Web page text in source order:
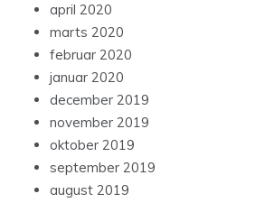
april 2020
marts 2020
februar 2020
januar 2020
december 2019
november 2019
oktober 2019
september 2019
august 2019